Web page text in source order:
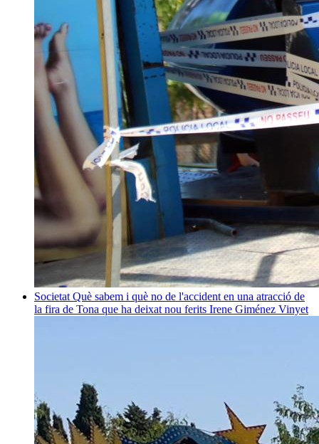
Societat Què sabem i què no de l'accident en una atracció de
la fira de Tona que ha deixat nou ferits Irene Giménez Vinyet